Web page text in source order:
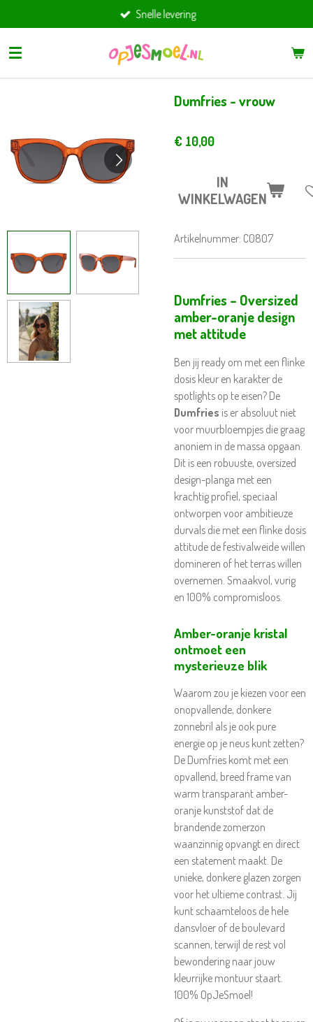
direct
naar
Snelle levering
Dumfries - vrouw
€ 10,00
IN
WINKELWAGEN
Artikelnummer: C0807
Dumfries – Oversized
amber-oranje design
met attitude
Ben jij ready om met een flinke
dosis kleur en karakter de
spotlights op te eisen? De
Dumfries is er absoluut niet
voor muurbloempjes die graag
anoniem in de massa opgaan.
Dit is een robuuste, oversized
design-planga met een
krachtig profiel, speciaal
ontworpen voor ambitieuze
durvals die met een flinke dosis
attitude de festivalweide willen
domineren of het terras willen
overnemen. Smaakvol, vurig
en 100% compromisloos.
Amber-oranje kristal
ontmoet een
mysterieuze blik
Waarom zou je kiezen voor een
onopvallende, donkere
zonnebril als je ook pure
energie op je neus kunt zetten?
De Dumfries komt met een
opvallend, breed frame van
warm transparant amber-
oranje kunststof dat de
brandende zomerzon
waanzinnig opvangt en direct
een statement maakt. De
unieke, donkere glazen zorgen
voor het ultieme contrast. Jij
kunt schaamteloos de hele
dansvloer of de boulevard
scannen, terwijl de rest vol
bewondering naar jouw
kleurrijke montuur staart.
100% OpJeSmoel!